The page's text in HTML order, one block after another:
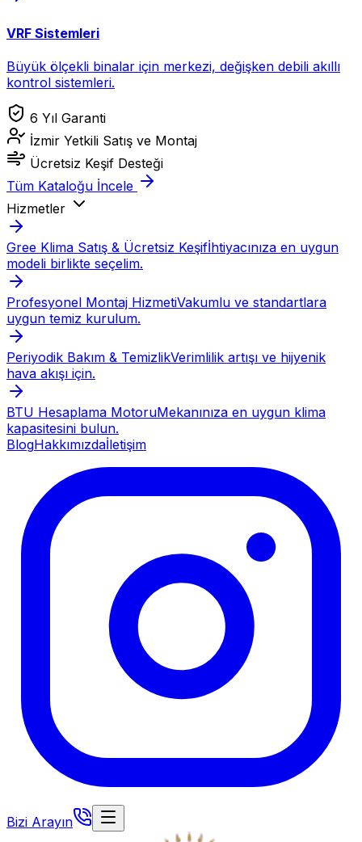
VRF Sistemleri
Büyük ölçekli binalar için merkezi, değişken debili akıllı
kontrol sistemleri.
6 Yıl Garanti
İzmir Yetkili Satış ve Montaj
Ücretsiz Keşif Desteği
Tüm Kataloğu İncele
Hizmetler
Gree Klima Satış & Ücretsiz Keşifİhtiyacınıza en uygun
modeli birlikte seçelim.
Profesyonel Montaj HizmetiVakumlu ve standartlara
uygun temiz kurulum.
Periyodik Bakım & TemizlikVerimlilik artışı ve hijyenik
hava akışı için.
BTU Hesaplama MotoruMekanınıza en uygun klima
kapasitesini bulun.
BlogHakkımızdaİletişim
Bizi Arayın